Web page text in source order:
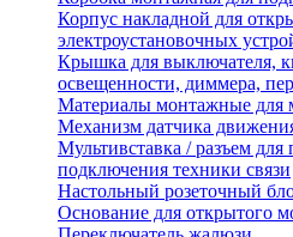
Корпус накладной для
электроустановочных
Крышка для выключателя,
освещенности, диммера,
Материалы монтажные для
Механизм датчика
Мультивставка / разъем
подключения техники связи
Настольный розеточный
Основание для открытого